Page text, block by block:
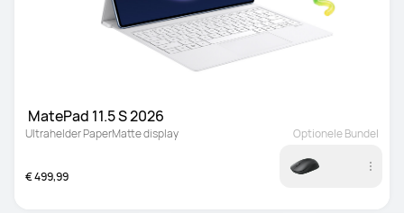
MatePad 11.5 S 2026
Ultrahelder PaperMatte display
€ 499,99
Optionele Bundel